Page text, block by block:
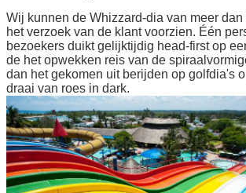
Wij kunnen de Whizzard-dia van meer
het verzoek van de klant voorzien. Één
bezoekers duikt gelijktijdig head-first op
de het opwekken reis van de
dan het gekomen uit berijden op golfdia's
draai van roes in dark.